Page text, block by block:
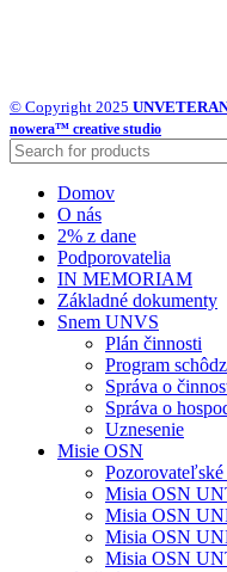
© Copyright 2025
nowera™ creative studio
Domov
O nás
2% z dane
Podporovatelia
IN MEMORIAM
Základné dokumenty
Snem UNVS
Plán činnosti
Program
Správa o
Správa o
Uznesenie
Misie OSN
Misia OSN
Misia OSN
Misia OSN
Misia OSN